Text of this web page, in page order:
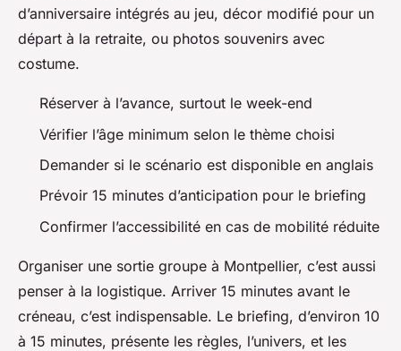
d’anniversaire intégrés au jeu, décor modifié pour un
départ à la retraite, ou photos souvenirs avec
costume.
Réserver à l’avance, surtout le week-end
Vérifier l’âge minimum selon le thème choisi
Demander si le scénario est disponible en anglais
Prévoir 15 minutes d’anticipation pour le briefing
Confirmer l’accessibilité en cas de mobilité réduite
Organiser une sortie groupe à Montpellier, c’est aussi
penser à la logistique. Arriver 15 minutes avant le
créneau, c’est indispensable. Le briefing, d’environ 10
à 15 minutes, présente les règles, l’univers, et les